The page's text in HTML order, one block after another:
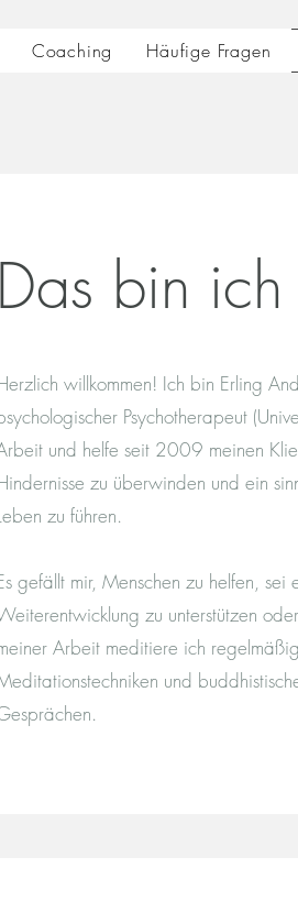
Coaching Häufige Fragen
Das bin ich
willkommen! Ich bin Erling
Psychotherapeut
und helfe seit 2009 meinen
zu überwinden und ein
zu führen.
gefällt mir, Menschen zu helfen,
zu unterstützen
Arbeit meditiere ich
und